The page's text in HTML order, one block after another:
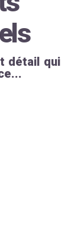
détail qui